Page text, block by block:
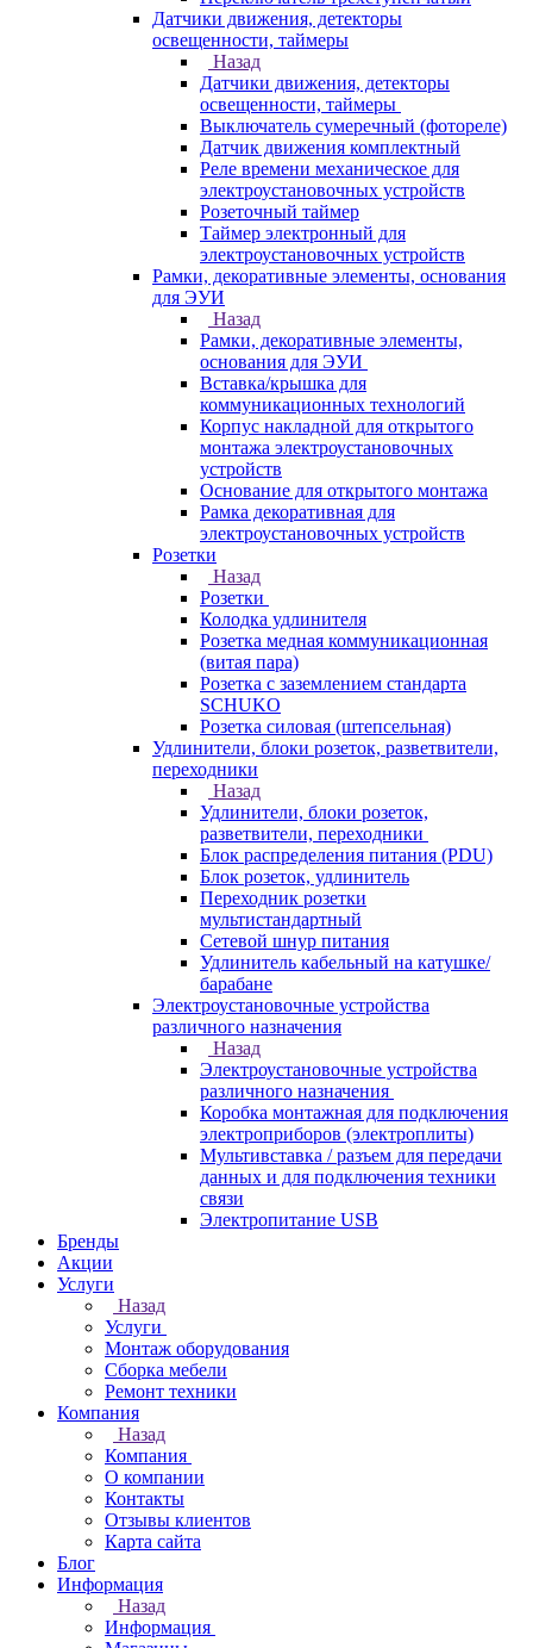
Датчики движения, детекторы
освещенности, таймеры
Назад
Датчики движения, детекторы
освещенности, таймеры
Выключатель сумеречный (фотореле)
Датчик движения комплектный
Реле времени механическое для
электроустановочных устройств
Розеточный таймер
Таймер электронный для
электроустановочных устройств
Рамки, декоративные элементы, основания
для ЭУИ
Назад
Рамки, декоративные элементы,
основания для ЭУИ
Вставка/крышка для
коммуникационных технологий
Корпус накладной для открытого
монтажа электроустановочных
устройств
Основание для открытого монтажа
Рамка декоративная для
электроустановочных устройств
Розетки
Назад
Розетки
Колодка удлинителя
Розетка медная коммуникационная
(витая пара)
Розетка с заземлением стандарта
SCHUKO
Розетка силовая (штепсельная)
Удлинители, блоки розеток, разветвители,
переходники
Назад
Удлинители, блоки розеток,
разветвители, переходники
Блок распределения питания (PDU)
Блок розеток, удлинитель
Переходник розетки
мультистандартный
Сетевой шнур питания
Удлинитель кабельный на катушке/
барабане
Электроустановочные устройства
различного назначения
Назад
Электроустановочные устройства
различного назначения
Коробка монтажная для подключения
электроприборов (электроплиты)
Мультивставка / разъем для передачи
данных и для подключения техники
связи
Электропитание USB
Бренды
Акции
Услуги
Назад
Услуги
Монтаж оборудования
Сборка мебели
Ремонт техники
Компания
Назад
Компания
О компании
Контакты
Отзывы клиентов
Карта сайта
Блог
Информация
Назад
Информация